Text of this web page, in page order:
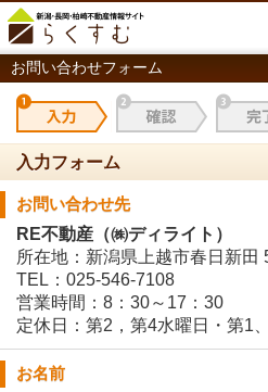
お問い合わせフォーム
入力フォーム
お問い合わせ先
RE不動産（㈱ディライト）
所在地：新潟県上越市春日新田
TEL：025-546-7108
営業時間：8：30～17：30
定休日：第2，第4水曜日・第1
お名前